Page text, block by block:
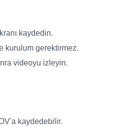
kaydedin.
kurulum gerektirmez.
videoyu izleyin.
kaydedebilir.